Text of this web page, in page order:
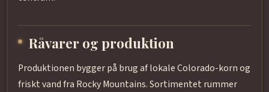
Råvarer og produktion
Produktionen bygger på brug af lokale Colorado-korn og
friskt vand fra Rocky Mountains. Sortimentet rummer